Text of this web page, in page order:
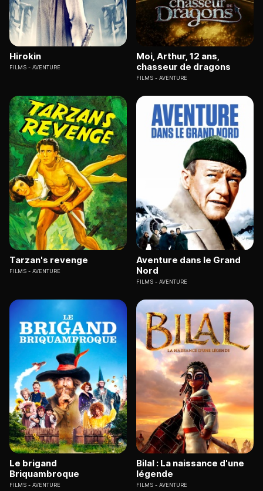
Hirokin
FILMS AVENTURE
Moi, Arthur, 12 ans,
chasseur de dragons
FILMS AVENTURE
Tarzan's revenge
FILMS AVENTURE
Aventure dans le Grand
Nord
FILMS AVENTURE
Le brigand
Briquambroque
FILMS AVENTURE
Bilal : La naissance d'une
légende
FILMS AVENTURE